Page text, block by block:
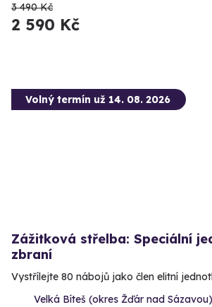
3 490 Kč
2 590 Kč
Volný termín už 14. 08. 2026
Zážitková střelba: Speciální
zbraní
Vystřílejte 80 nábojů jako člen elitní
Velká Bíteš (okres Žďár nad Sázavou)